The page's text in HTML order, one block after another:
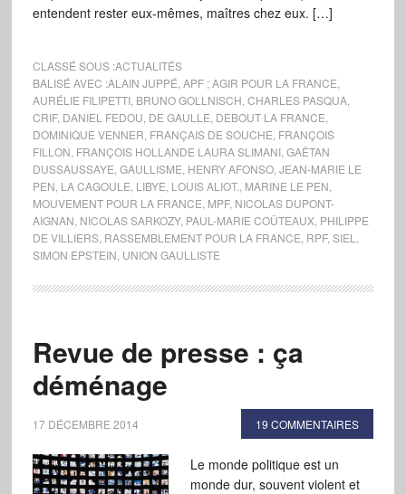
entendent rester eux-mêmes, maîtres chez eux. […]
CLASSÉ SOUS :ACTUALITÉS
BALISÉ AVEC :ALAIN JUPPÉ APF ; AGIR POUR LA FRANCE
AURÉLIE FILIPETTI, BRUNO GOLLNISCH CHARLES PASQUA,
CRIF, DANIEL FEDOU DE GAULLE DEBOUT LA FRANCE
DOMINIQUE VENNER FRANÇAIS DE SOUCHE FRANÇOIS
FILLON FRANÇOIS HOLLANDE LAURA SLIMANI, GAËTAN
DUSSAUSSAYE GAULLISME HENRY AFONSO, JEAN-MARIE LE
PEN LA CAGOULE LIBYE LOUIS ALIOT. MARINE LE PEN
MOUVEMENT POUR LA FRANCE MPF, NICOLAS DUPONT-
AIGNAN NICOLAS SARKOZY, PAUL-MARIE COÛTEAUX, PHILIPPE
DE VILLIERS, RASSEMBLEMENT POUR LA FRANCE RPF, SIEL
SIMON EPSTEIN UNION GAULLISTE
Revue de presse : ça
déménage
17 DÉCEMBRE 2014 19 COMMENTAIRES
Le monde politique est un
monde dur, souvent violent et